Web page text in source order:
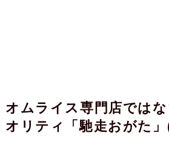
オムライス専門店では
オリティ「馳走おがた